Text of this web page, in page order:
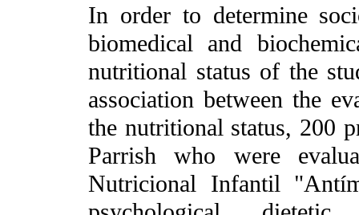
In order to determine
biomedical and
nutritional status of the
association between the
the nutritional status, 200
Parrish who were
Nutricional Infantil